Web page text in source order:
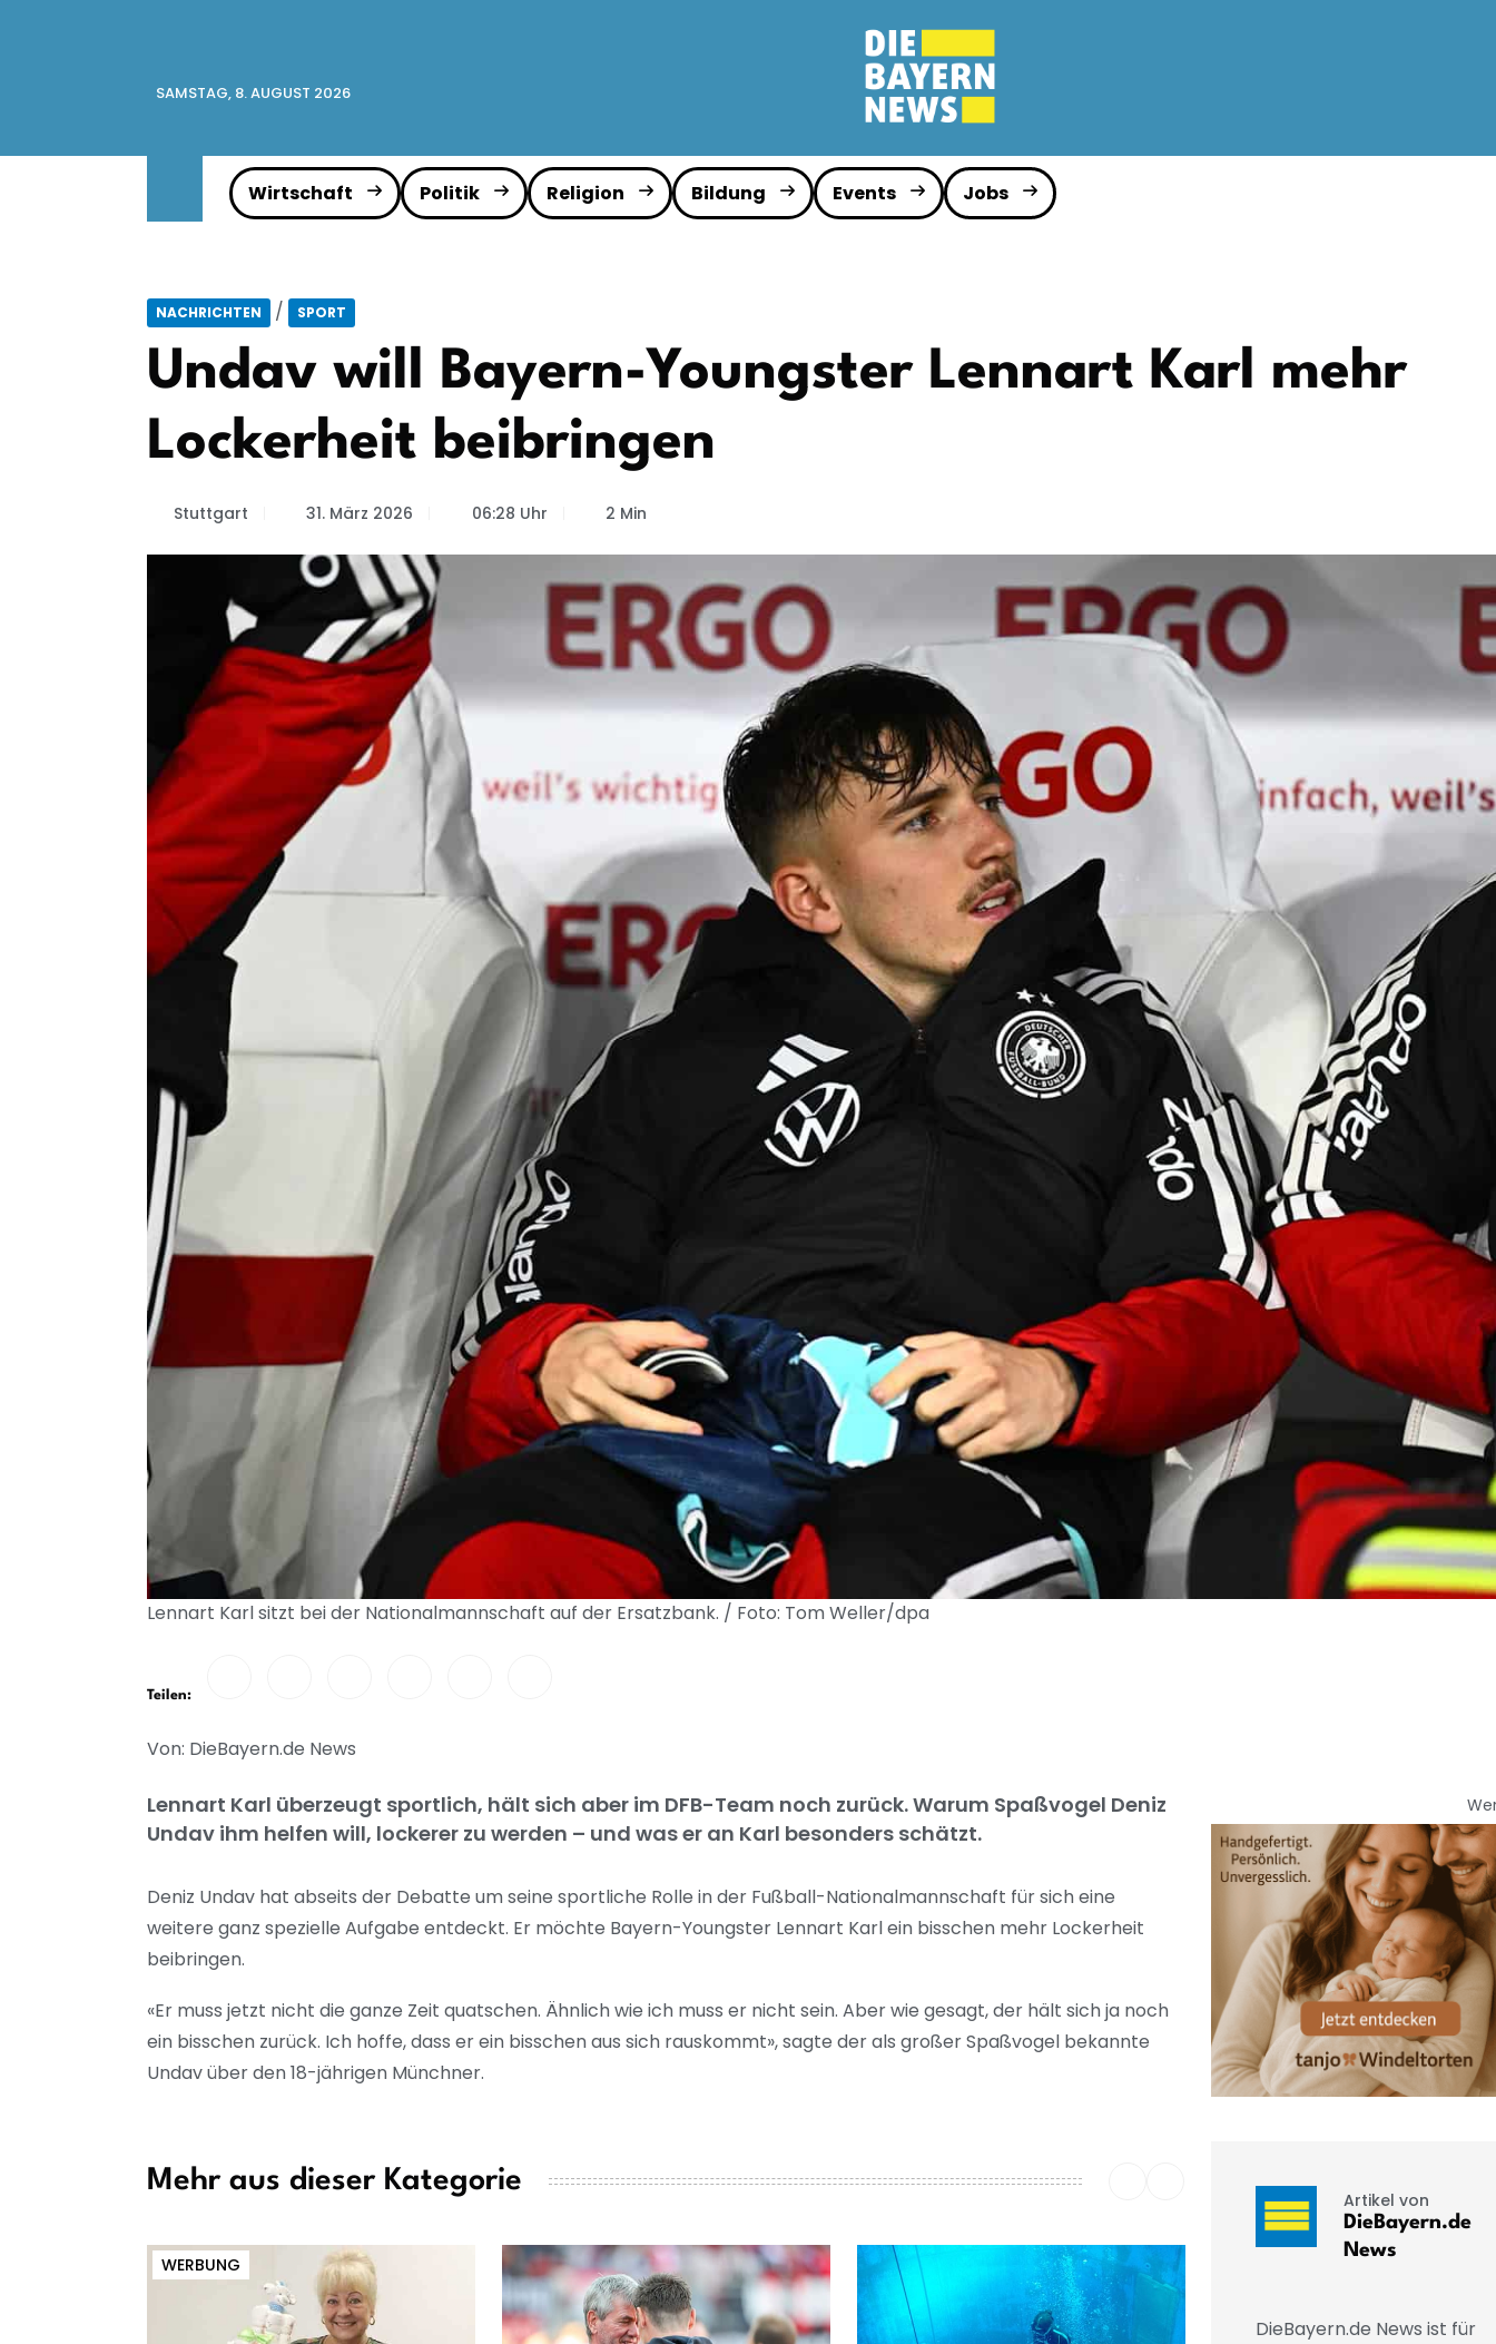
SAMSTAG, 8. AUGUST 2026
Wirtschaft Politik Religion Bildung Events Jobs
NACHRICHTEN / SPORT
Undav will Bayern-Youngster Lennart Karl mehr
Lockerheit beibringen
Stuttgart 31. März 2026 06:28 Uhr 2 Min
Lennart Karl sitzt bei der Nationalmannschaft auf der Ersatzbank. / Foto: Tom Weller/dpa
Teilen:
Von: DieBayern.de News
Lennart Karl überzeugt sportlich, hält sich aber im DFB-Team noch zurück. Warum Spaßvogel Deniz
Undav ihm helfen will, lockerer zu werden – und was er an Karl besonders schätzt.
Deniz Undav hat abseits der Debatte um seine sportliche Rolle in der Fußball-Nationalmannschaft für sich eine
weitere ganz spezielle Aufgabe entdeckt. Er möchte Bayern-Youngster Lennart Karl ein bisschen mehr Lockerheit
beibringen.
«Er muss jetzt nicht die ganze Zeit quatschen. Ähnlich wie ich muss er nicht sein. Aber wie gesagt, der hält sich ja noch
ein bisschen zurück. Ich hoffe, dass er ein bisschen aus sich rauskommt», sagte der als großer Spaßvogel bekannte
Undav über den 18-jährigen Münchner.
Mehr aus dieser Kategorie
WERBUNG
Artikel von
DieBayern.de
News
DieBayern.de News ist für